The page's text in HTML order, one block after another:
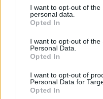
I want to opt-out of the
personal data.
Opted In
I want to opt-out of the
Personal Data.
Opted In
I want to opt-out of
Personal Data for
Opted In
Raduno dal 22
Dal 27 gennaio Italia
2024:
I giornata